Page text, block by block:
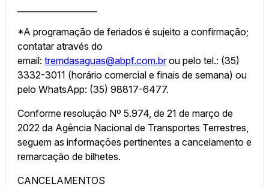
*A programação de feriados é sujeito a confirmação;
contatar através do
email: tremdasaguas@abpf.com.brou pelo tel.: (35)
3332-3011 (horário comercial e finais de semana) ou
pelo WhatsApp: (35) 98817-6477.
Conforme resolução Nº 5.974, de 21 de março de
2022 da Agência Nacional de Transportes Terrestres,
seguem as informações pertinentes a cancelamento e
remarcação de bilhetes.
CANCELAMENTOS